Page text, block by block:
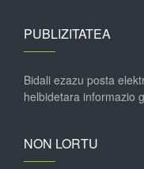
PUBLIZITATEA
Bidali ezazu posta
helbidetara informazio
NON LORTU